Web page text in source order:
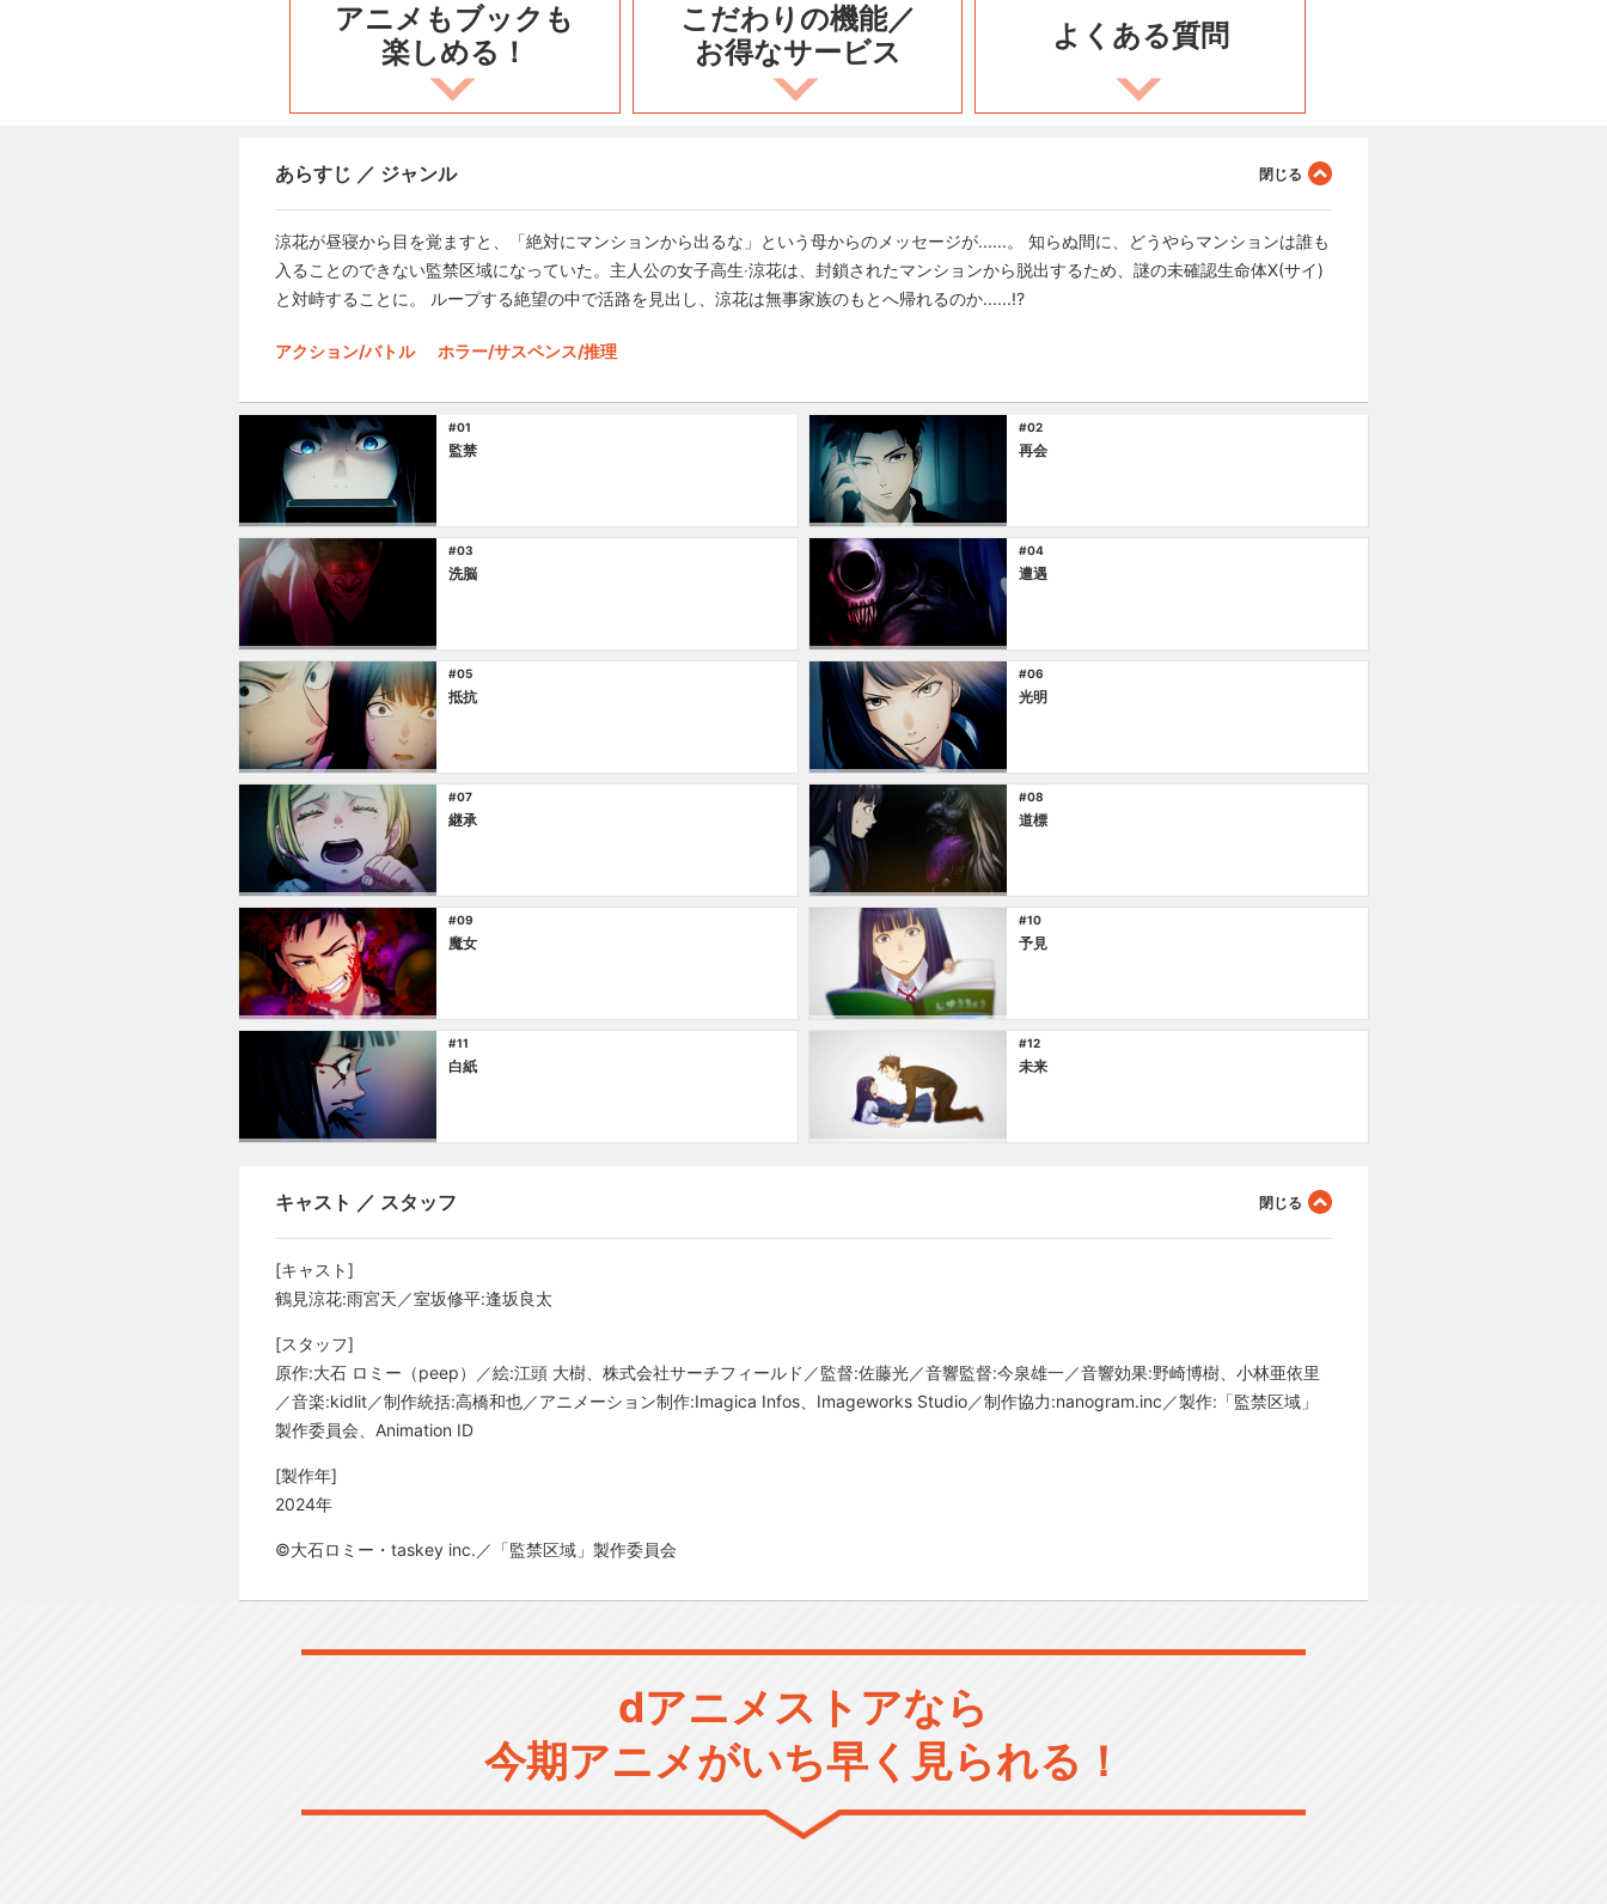
アニメもブックも
楽しめる！
こだわりの機能／
お得なサービス
よくある質問
あらすじ ／ ジャンル
涼花が昼寝から目を覚ますと、「絶対にマンションから出るな」という母からのメッセージが......。 知らぬ間に、どうやらマンションは誰も
入ることのできない監禁区域になっていた。主人公の女子高生‧涼花は、封鎖されたマンションから脱出するため、謎の未確認生命体X(サイ)
と対峙することに。 ループする絶望の中で活路を見出し、涼花は無事家族のもとへ帰れるのか......!?
アクション/バトル ホラー/サスペンス/推理
#01
監禁
#02
再会
#03
洗脳
#04
遭遇
#05
抵抗
#06
光明
#07
継承
#08
道標
#09
魔女
#10
予見
#11
白紙
#12
未来
キャスト ／ スタッフ
[キャスト]
鶴見涼花:雨宮天／室坂修平:逢坂良太
[スタッフ]
原作:大石 ロミー（peep）／絵:江頭 大樹、株式会社サーチフィールド／監督:佐藤光／音響監督:今泉雄一／音響効果:野崎博樹、小林亜依里
／音楽:kidlit／制作統括:高橋和也／アニメーション制作:Imagica Infos、Imageworks Studio／制作協力:nanogram.inc／製作:「監禁区域」
製作委員会、Animation ID
[製作年]
2024年
©大石ロミー・taskey inc.／「監禁区域」製作委員会
dアニメストアなら
今期アニメがいち早く見られる！